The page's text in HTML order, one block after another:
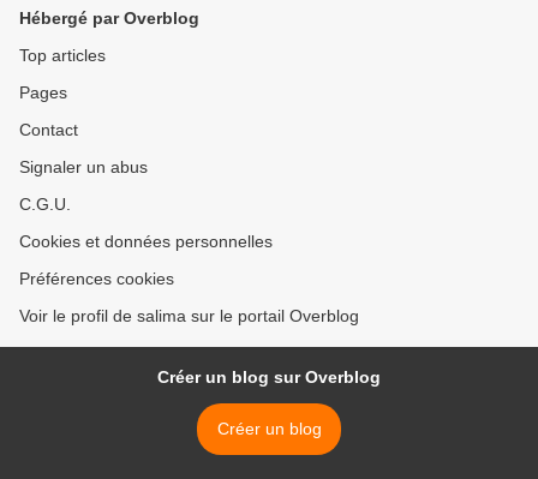
Hébergé par Overblog
Top articles
Pages
Contact
Signaler un abus
C.G.U.
Cookies et données personnelles
Préférences cookies
Voir le profil de salima sur le portail Overblog
Créer un blog sur Overblog
Créer un blog